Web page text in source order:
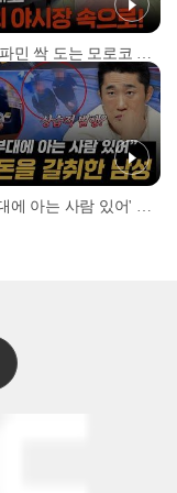
[예고] 도파민 싹 도는 모로코 야시장 투어!
'나 그 부대에 아는 사람 있어' 아들뻘 군인에게 접근한 남성 l #히든아이 l #MBCevery1 l EP.94